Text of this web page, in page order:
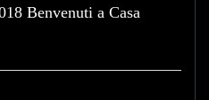
Benvenuti a Casa